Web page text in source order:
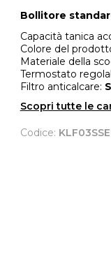
Bollitore
Capacità tanica
Colore del
Materiale della
Termostato
Filtro anticalcare:
Scopri tutte le
Codice: